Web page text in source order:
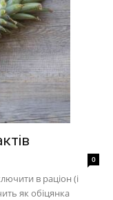
0
в раціон (і
як обіцянка